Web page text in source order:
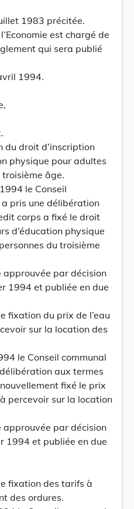
1983 précitée.
est chargé de
qui sera publié
1994.
du droit d’inscription
physique pour adultes
âge.
le Conseil
pris une délibération
corps a fixé le droit
d’éducation physique
du troisième
par décision
1994 et publiée en due
fixation du prix de l’eau
sur la location des
le Conseil communal
aux termes
fixé le prix
percevoir sur la location
par décision
1994 et publiée en due
fixation des tarifs à
des ordures.